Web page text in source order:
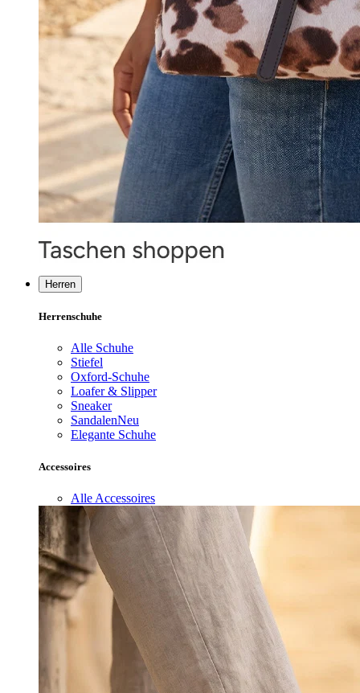
Herren
Herrenschuhe
Alle Schuhe
Stiefel
Oxford-Schuhe
Loafer & Slipper
Sneaker
SandalenNeu
Elegante Schuhe
Accessoires
Alle Accessoires